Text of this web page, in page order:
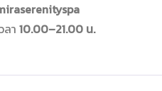
ลา 10.00–21.00 น.